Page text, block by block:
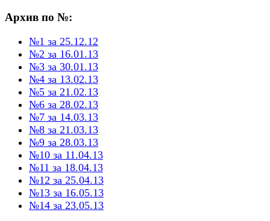
Архив по №:
№1 за 25.12.12
№2 за 16.01.13
№3 за 30.01.13
№4 за 13.02.13
№5 за 21.02.13
№6 за 28.02.13
№7 за 14.03.13
№8 за 21.03.13
№9 за 28.03.13
№10 за 11.04.13
№11 за 18.04.13
№12 за 25.04.13
№13 за 16.05.13
№14 за 23.05.13